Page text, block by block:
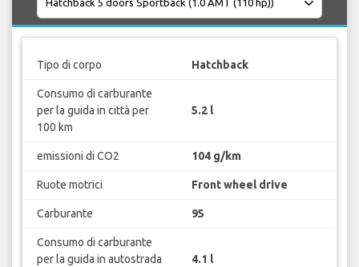
Tipo di corpo Hatchback
Consumo di carburante
per la guida in città per
100 km
5.2 l
emissioni di CO2 104 g/km
Ruote motrici Front wheel drive
Carburante 95
Consumo di carburante
per la guida in autostrada
4.1 l